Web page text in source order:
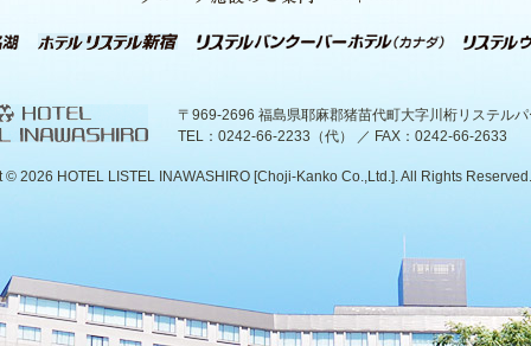
〒969-2696 福島県耶麻郡猪苗代町大字川桁リステル
TEL：0242-66-2233（代） ／ FAX：0242-66-2633
© 2026 HOTEL LISTEL INAWASHIRO [Choji-Kanko Co.,Ltd.]. All Rights Reserved.